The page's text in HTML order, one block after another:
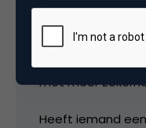
verklaren. Bij een
met meer
Heeft iemand